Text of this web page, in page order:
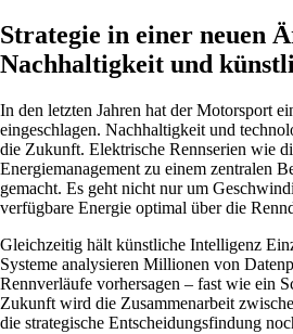
Strategie in einer neuen
Nachhaltigkeit und
In den letzten Jahren hat der Motorsport
eingeschlagen. Nachhaltigkeit und
die Zukunft. Elektrische Rennserien wie
Energiemanagement zu einem zentralen
gemacht. Es geht nicht nur um
verfügbare Energie optimal über die
Gleichzeitig hält künstliche Intelligenz
Systeme analysieren Millionen von
Rennverläufe vorhersagen – fast wie ein
Zukunft wird die Zusammenarbeit
die strategische Entscheidungsfindung